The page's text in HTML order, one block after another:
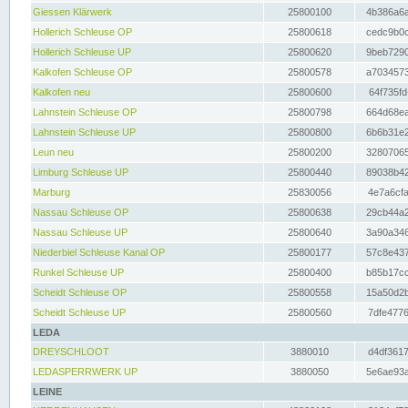
Giessen Klärwerk 25800100
Hollerich Schleuse OP
25800618
Hollerich Schleuse UP
25800620
Kalkofen Schleuse OP
25800578
Kalkofen neu
25800600
Lahnstein Schleuse OP
25800798
Lahnstein Schleuse UP
25800800
Leun neu
25800200
Limburg Schleuse UP
25800440
Marburg
25830056
Nassau Schleuse OP
25800638
Nassau Schleuse UP
25800640
Niederbiel Schleuse Kanal OP
25800177
Runkel Schleuse UP
25800400
Scheidt Schleuse OP
25800558
Scheidt Schleuse UP
25800560
LEDA
DREYSCHLOOT
3880010
LEDASPERRWERK UP
3880050
LEINE